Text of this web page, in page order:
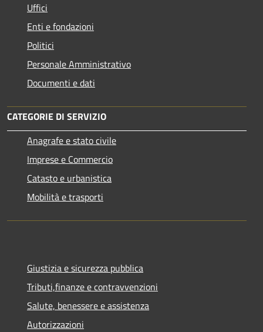
Uffici
Enti e fondazioni
Politici
Personale Amministrativo
Documenti e dati
CATEGORIE DI SERVIZIO
Anagrafe e stato civile
Imprese e Commercio
Catasto e urbanistica
Mobilità e trasporti
Giustizia e sicurezza pubblica
Tributi,finanze e contravvenzioni
Salute, benessere e assistenza
Autorizzazioni